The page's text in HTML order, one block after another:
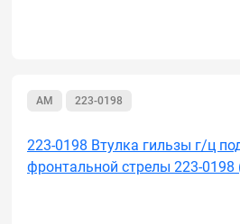
AM 223-0198
223-0198 Втулка гильзы г/ц
фронтальной стрелы 223-0198